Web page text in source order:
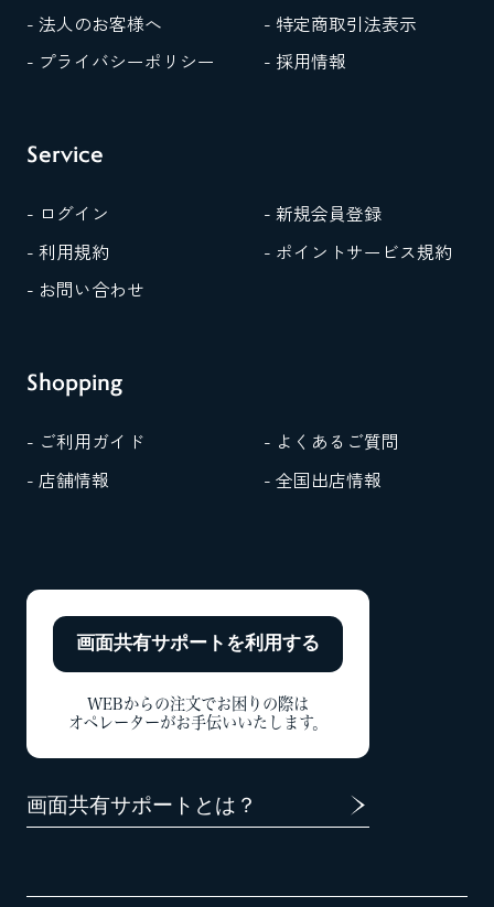
- 法人のお客様へ
- 特定商取引法表示
- プライバシーポリシー
- 採用情報
Service
- ログイン
- 新規会員登録
- 利用規約
- ポイントサービス規約
- お問い合わせ
Shopping
- ご利用ガイド
- よくあるご質問
- 店舗情報
- 全国出店情報
画面共有サポートを利用する
WEBからの注文でお困りの際は
オペレーターがお手伝いいたします。
画面共有サポートとは？